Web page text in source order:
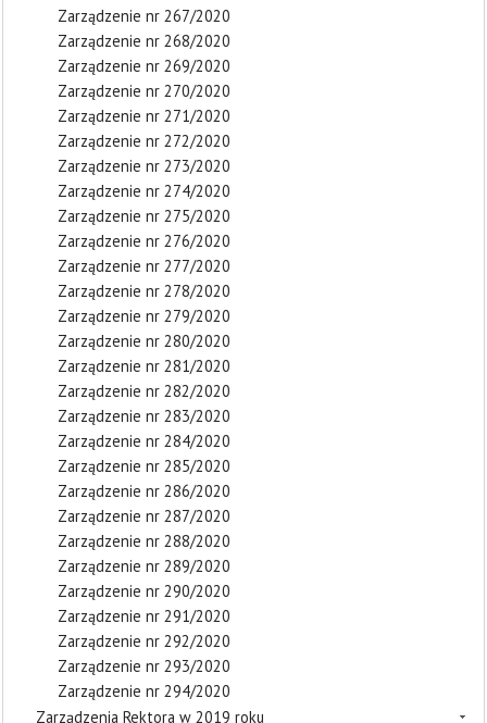
Zarządzenie nr 267/2020
Zarządzenie nr 268/2020
Zarządzenie nr 269/2020
Zarządzenie nr 270/2020
Zarządzenie nr 271/2020
Zarządzenie nr 272/2020
Zarządzenie nr 273/2020
Zarządzenie nr 274/2020
Zarządzenie nr 275/2020
Zarządzenie nr 276/2020
Zarządzenie nr 277/2020
Zarządzenie nr 278/2020
Zarządzenie nr 279/2020
Zarządzenie nr 280/2020
Zarządzenie nr 281/2020
Zarządzenie nr 282/2020
Zarządzenie nr 283/2020
Zarządzenie nr 284/2020
Zarządzenie nr 285/2020
Zarządzenie nr 286/2020
Zarządzenie nr 287/2020
Zarządzenie nr 288/2020
Zarządzenie nr 289/2020
Zarządzenie nr 290/2020
Zarządzenie nr 291/2020
Zarządzenie nr 292/2020
Zarządzenie nr 293/2020
Zarządzenie nr 294/2020
Zarządzenia Rektora w 2019 roku